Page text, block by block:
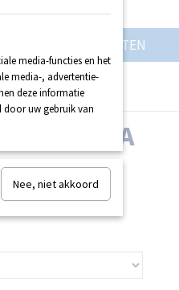
POMPPUTTEN
40MA
media-functies en het
media-, advertentie-
deze informatie
door uw gebruik van
Nee, niet akkoord